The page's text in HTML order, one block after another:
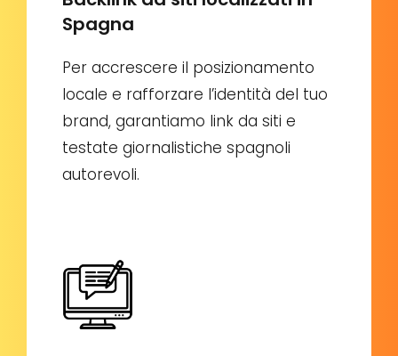
Spagna
Per accrescere il posizionamento
locale e rafforzare l’identità del tuo
brand, garantiamo link da siti e
testate giornalistiche spagnoli
autorevoli.